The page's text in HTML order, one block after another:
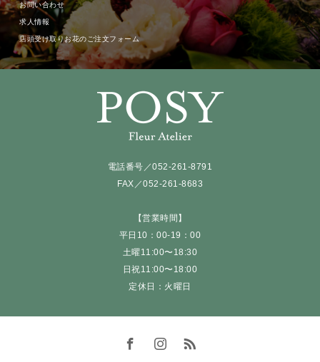
お問い合わせ
求人情報
店頭受け取りお花のご注文フォーム
電話番号／052-261-8791
FAX／052-261-8683
【営業時間】
平日10：00-19：00
土曜11:00〜18:30
日祝11:00〜18:00
定休日：火曜日